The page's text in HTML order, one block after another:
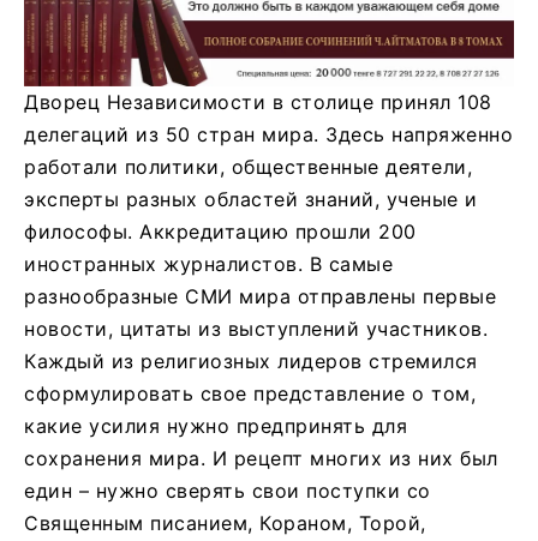
Дворец Независимости в столице принял 108
делегаций из 50 стран мира. Здесь напряженно
работали политики, общественные деятели,
эксперты разных областей знаний, ученые и
философы. Аккредитацию прошли 200
иностранных журналистов. В самые
разнообразные СМИ мира отправлены первые
новости, цитаты из выступлений участников.
Каждый из религиозных лидеров стремился
сформулировать свое представление о том,
какие усилия нужно предпринять для
сохранения мира. И рецепт многих из них был
един – нужно сверять свои поступки со
Священным писанием, Кораном, Торой,